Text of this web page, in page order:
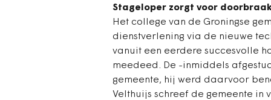
Stageloper zorgt voor
Het college van de Groningse
dienstverlening via de nieuwe
vanuit een eerdere succesvolle
meedeed. De -inmiddels
gemeente, hij werd daarvoor
Velthuijs schreef de gemeente in